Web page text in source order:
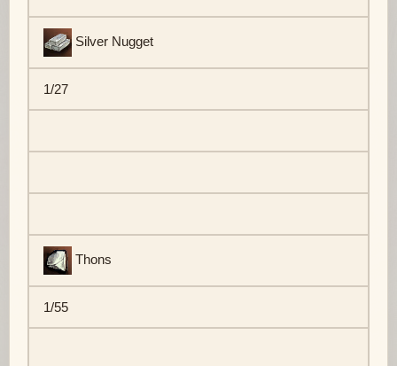
Silver Nugget
1/27
Thons
1/55